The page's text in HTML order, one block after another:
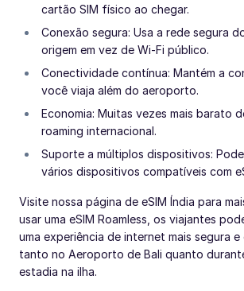
cartão SIM físico ao chegar.
Conexão segura: Usa a rede segura
origem em vez de Wi-Fi público.
Conectividade contínua: Mantém a
você viaja além do aeroporto.
Economia: Muitas vezes mais barato
roaming internacional.
Suporte a múltiplos dispositivos:
vários dispositivos compatíveis com
Visite nossa página de eSIM Índia para
usar uma eSIM Roamless, os viajantes
uma experiência de internet mais segura
tanto no Aeroporto de Bali quanto
estadia na ilha.